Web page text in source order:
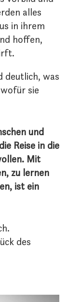
alles
in ihrem
hoffen,
deutlich, was
sie
und
Reise in die
Mit
zu lernen
ist ein
des